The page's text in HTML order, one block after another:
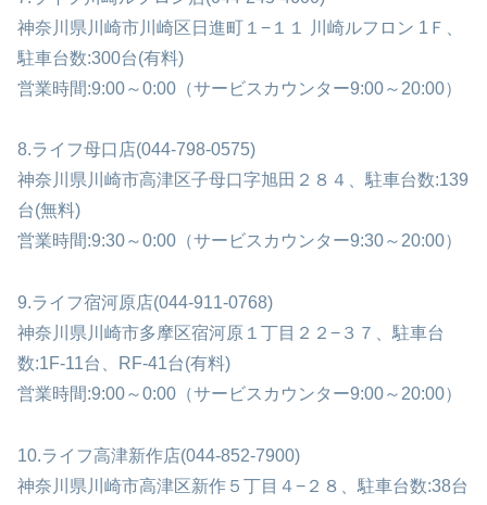
神奈川県川崎市川崎区日進町１−１１ 川崎ルフロン 1Ｆ、
駐車台数:300台(有料)
営業時間:9:00～0:00（サービスカウンター9:00～20:00）
8.ライフ母口店(044-798-0575)
神奈川県川崎市高津区子母口字旭田２８４、駐車台数:139
台(無料)
営業時間:9:30～0:00（サービスカウンター9:30～20:00）
9.ライフ宿河原店(044-911-0768)
神奈川県川崎市多摩区宿河原１丁目２２−３７、駐車台
数:1F-11台、RF-41台(有料)
営業時間:9:00～0:00（サービスカウンター9:00～20:00）
10.ライフ高津新作店(044-852-7900)
神奈川県川崎市高津区新作５丁目４−２８、駐車台数:38台